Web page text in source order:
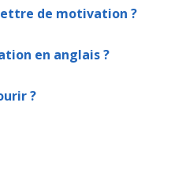
de motivation ?
en anglais ?
?